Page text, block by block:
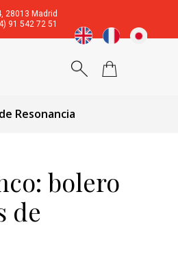
28013 Madrid
91 542 72 51
Resonancia
bolero
de